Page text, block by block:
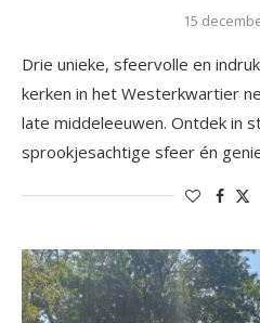
15
Drie unieke, sfeervolle en
kerken in het Westerkwartier
late middeleeuwen. Ontdek in
sprookjesachtige sfeer én